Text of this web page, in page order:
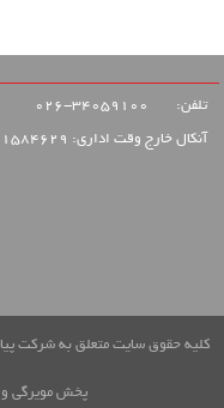
تلفن:
آنکال خارج وقت اداری: 09921584629 - 09124190255
پخش مویرگی و